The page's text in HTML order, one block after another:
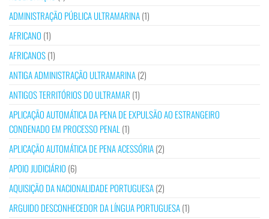
ADMINISTRAÇÃO PÚBLICA ULTRAMARINA(1)
AFRICANO (1)
AFRICANOS(1)
ANTIGA ADMINISTRAÇÃO ULTRAMARINA(2)
ANTIGOS TERRITÓRIOS DO ULTRAMAR (1)
APLICAÇÃO AUTOMÁTICA DA PENA DE EXPULSÃO AO ESTRANGEIRO
CONDENADO EM PROCESSO PENAL (1)
APLICAÇÃO AUTOMÁTICA DE PENA ACESSÓRIA(2)
APOIO JUDICIÁRIO (6)
AQUISIÇÃO DA NACIONALIDADE PORTUGUESA(2)
ARGUIDO DESCONHECEDOR DA LÍNGUA PORTUGUESA(1)